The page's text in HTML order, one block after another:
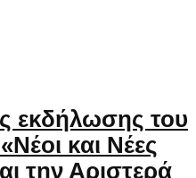
εκδήλωσης του
και Νέες
την Αριστερά